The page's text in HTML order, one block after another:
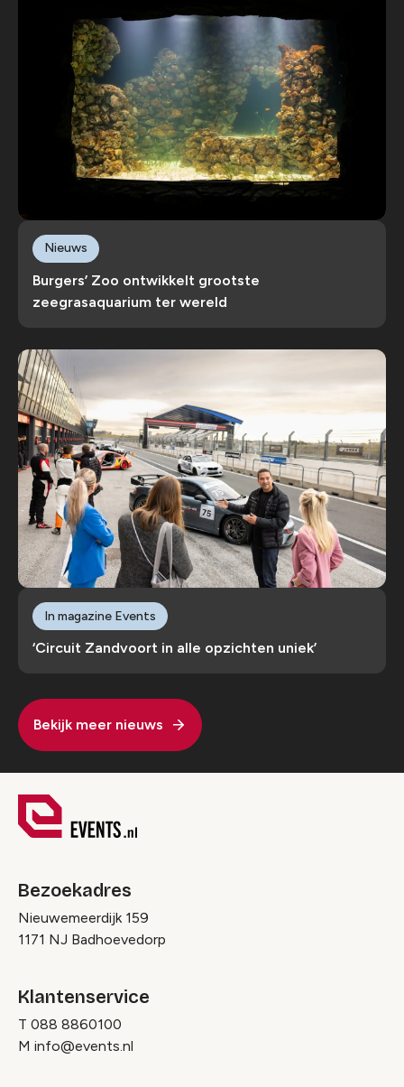
Burgers’ Zoo ontwikkelt grootste
zeegrasaquarium ter wereld
Nieuws
‘Circuit Zandvoort in alle opzichten uniek’
In magazine Events
Bekijk meer nieuws
Bezoekadres
Nieuwemeerdijk 159
1171 NJ Badhoevedorp
Klantenservice
T 088 8860100
M info@events.nl